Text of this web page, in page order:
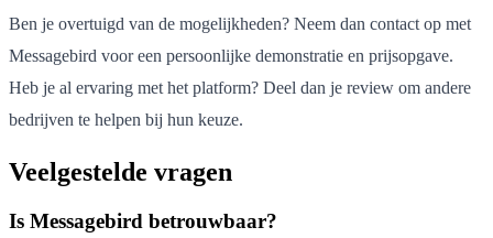
Ben je overtuigd van de mogelijkheden? Neem dan contact op met
Messagebird voor een persoonlijke demonstratie en prijsopgave.
Heb je al ervaring met het platform? Deel dan je review om andere
bedrijven te helpen bij hun keuze.
Veelgestelde vragen
Is Messagebird betrouwbaar?